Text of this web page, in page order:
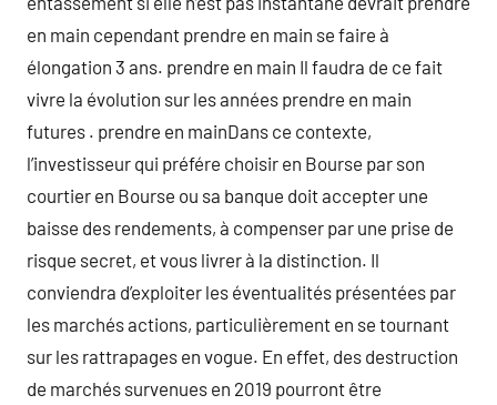
en main cependant prendre en main se faire à
élongation 3 ans. prendre en main Il faudra de ce fait
vivre la évolution sur les années prendre en main
futures . prendre en mainDans ce contexte,
l’investisseur qui préfére choisir en Bourse par son
courtier en Bourse ou sa banque doit accepter une
baisse des rendements, à compenser par une prise de
risque secret, et vous livrer à la distinction. Il
conviendra d’exploiter les éventualités présentées par
les marchés actions, particulièrement en se tournant
sur les rattrapages en vogue. En effet, des destruction
de marchés survenues en 2019 pourront être